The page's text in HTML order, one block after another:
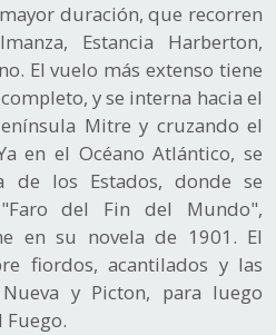
duración, que recorren
Estancia Harberton,
El vuelo más extenso tiene
y se interna hacia el
Mitre y cruzando el
en el Océano Atlántico, se
de los Estados, donde se
del Fin del Mundo",
en su novela de 1901. El
fiordos, acantilados y las
y Picton, para luego